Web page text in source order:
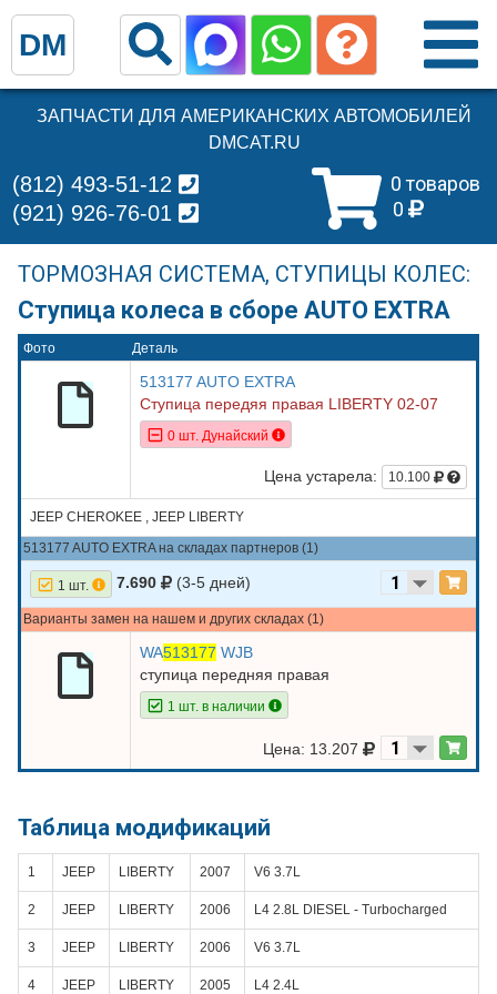
ЗАПЧАСТИ ДЛЯ АМЕРИКАНСКИХ АВТОМОБИЛЕЙ
DMCAT.RU
0 товаров
0
(812) 493-51-12
(921) 926-76-01
ТОРМОЗНАЯ СИСТЕМА, СТУПИЦЫ КОЛЕС:
Ступица колеса в сборе AUTO EXTRA
Фото Деталь
513177 AUTO EXTRA
Ступица передяя правая LIBERTY 02-07
0 шт. Дунайский
Цена устарела: 10.100
JEEP CHEROKEE , JEEP LIBERTY
513177 AUTO EXTRA на складах партнеров (1)
1 шт. 7.690 (3-5 дней)
Варианты замен на нашем и других складах (1)
WA513177 WJB
ступица передняя правая
1 шт. в наличии
Цена: 13.207
Таблица модификаций
1 JEEP LIBERTY 2007 V6 3.7L
2 JEEP LIBERTY 2006 L4 2.8L DIESEL - Turbocharged
3 JEEP LIBERTY 2006 V6 3.7L
4 JEEP LIBERTY 2005 L4 2.4L
DM